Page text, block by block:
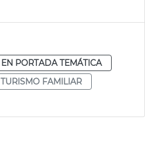
EN PORTADA TEMÁTICA
TURISMO FAMILIAR